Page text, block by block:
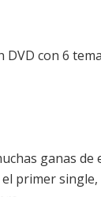
con 6
ganas de
primer